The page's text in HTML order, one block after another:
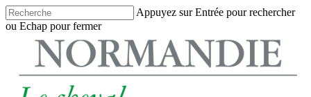
Skip
to
Appuyez sur Entrée pour rechercher
ou Echap pour fermer